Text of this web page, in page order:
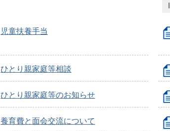
児童扶養手当
ひとり親家庭等相談
ひとり親家庭等のお知らせ
養育費と面会交流について